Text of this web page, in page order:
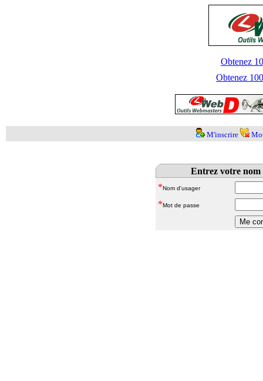
Obtenez
Obtenez
M'inscrire
Entrez votre nom
*Nom d'usager
*Mot de passe